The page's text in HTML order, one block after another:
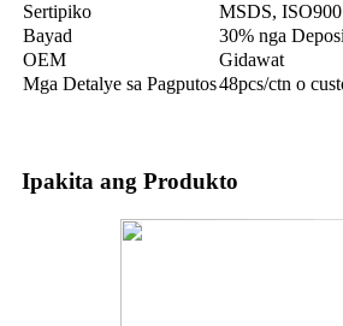
Sertipiko
MSDS,
Bayad
30% nga
OEM
Gidawat
Mga Detalye sa Pagputos48pcs/ctn o
Ipakita ang Produkto